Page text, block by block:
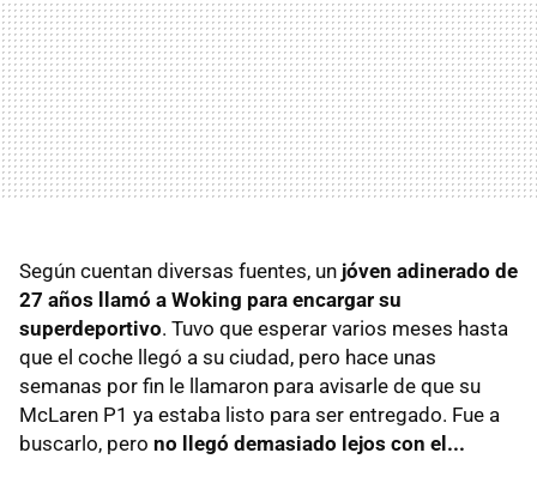
Según cuentan diversas fuentes, un jóven adinerado de
27 años llamó a Woking para encargar su
superdeportivo. Tuvo que esperar varios meses hasta
que el coche llegó a su ciudad, pero hace unas
semanas por fin le llamaron para avisarle de que su
McLaren P1 ya estaba listo para ser entregado. Fue a
buscarlo, pero no llegó demasiado lejos con el...